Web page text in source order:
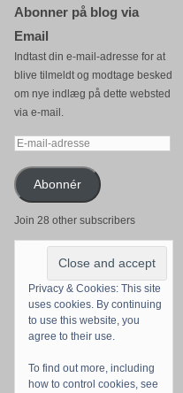
Abonner på blog via
Email
Indtast din e-mail-adresse for at
blive tilmeldt og modtage besked
om nye indlæg på dette websted
via e-mail.
E-
adresseAbonnér
Join 28 other subscribers
Privacy & Cookies: This site
uses cookies. By continuing
to use this website, you
agree to their use.
To find out more, including
how to control cookies, see